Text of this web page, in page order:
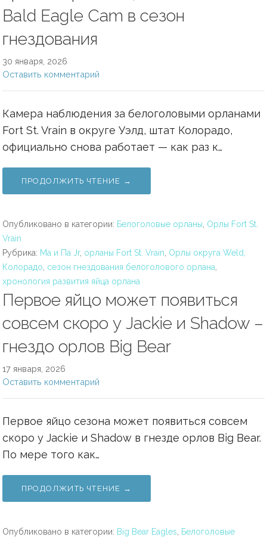
Bald Eagle Cam в сезон
гнездования
30 января, 2026
Оставить комментарий
Камера наблюдения за белоголовыми орланами
Fort St. Vrain в округе Уэлд, штат Колорадо,
официально снова работает — как раз к…
ПРОДОЛЖИТЬ ЧТЕНИЕ →
Опубликовано в категории: Белоголовые орланы Орлы Fort St.
Vrain
Рубрика: Ма и Па Jr, орланы Fort St. Vrain Орлы округа Weld,
Колорадо сезон гнездования белоголового орлана
хронология развития яйца орлана
Первое яйцо может появиться
совсем скоро у Jackie и Shadow –
гнездо орлов Big Bear
17 января, 2026
Оставить комментарий
Первое яйцо сезона может появиться совсем
скоро у Jackie и Shadow в гнезде орлов Big Bear.
По мере того как…
ПРОДОЛЖИТЬ ЧТЕНИЕ →
Опубликовано в категории: Big Bear Eagles
Белоголовые